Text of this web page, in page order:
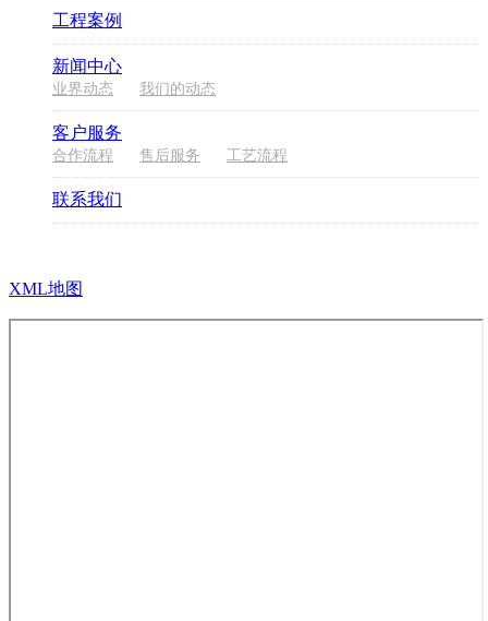
工程案例
新闻中心
业界动态 我们的动态
客户服务
合作流程 售后服务 工艺流程
联系我们
XML地图